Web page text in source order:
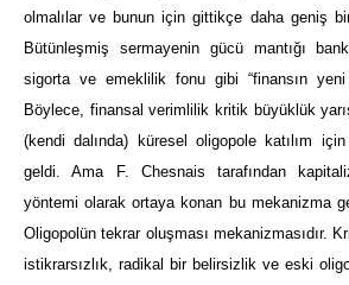
olmalılar ve bunun için gittikçe daha geniş
Bütünleşmiş sermayenin gücü mantığı
sigorta ve emeklilik fonu gibi “finansın yeni
Böylece, finansal verimlilik kritik büyüklük
(kendi dalında) küresel oligopole katılım
geldi. Ama F. Chesnais tarafından
yöntemi olarak ortaya konan bu mekanizma
Oligopolün tekrar oluşması mekanizmasıdır.
istikrarsızlık, radikal bir belirsizlik ve eski